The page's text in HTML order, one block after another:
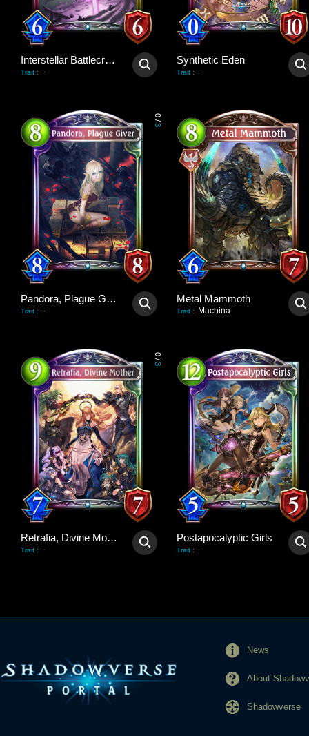
Interstellar Battlecruiser
Trait : -
Synthetic Eden
Trait : -
0
/
3
Pandora, Plague Giver
Trait : -
Metal Mammoth
Trait : Machina
0
/
3
Retrafia, Divine Mother
Trait : -
Postapocalyptic Girls
Trait : -
News
About
Shadowverse